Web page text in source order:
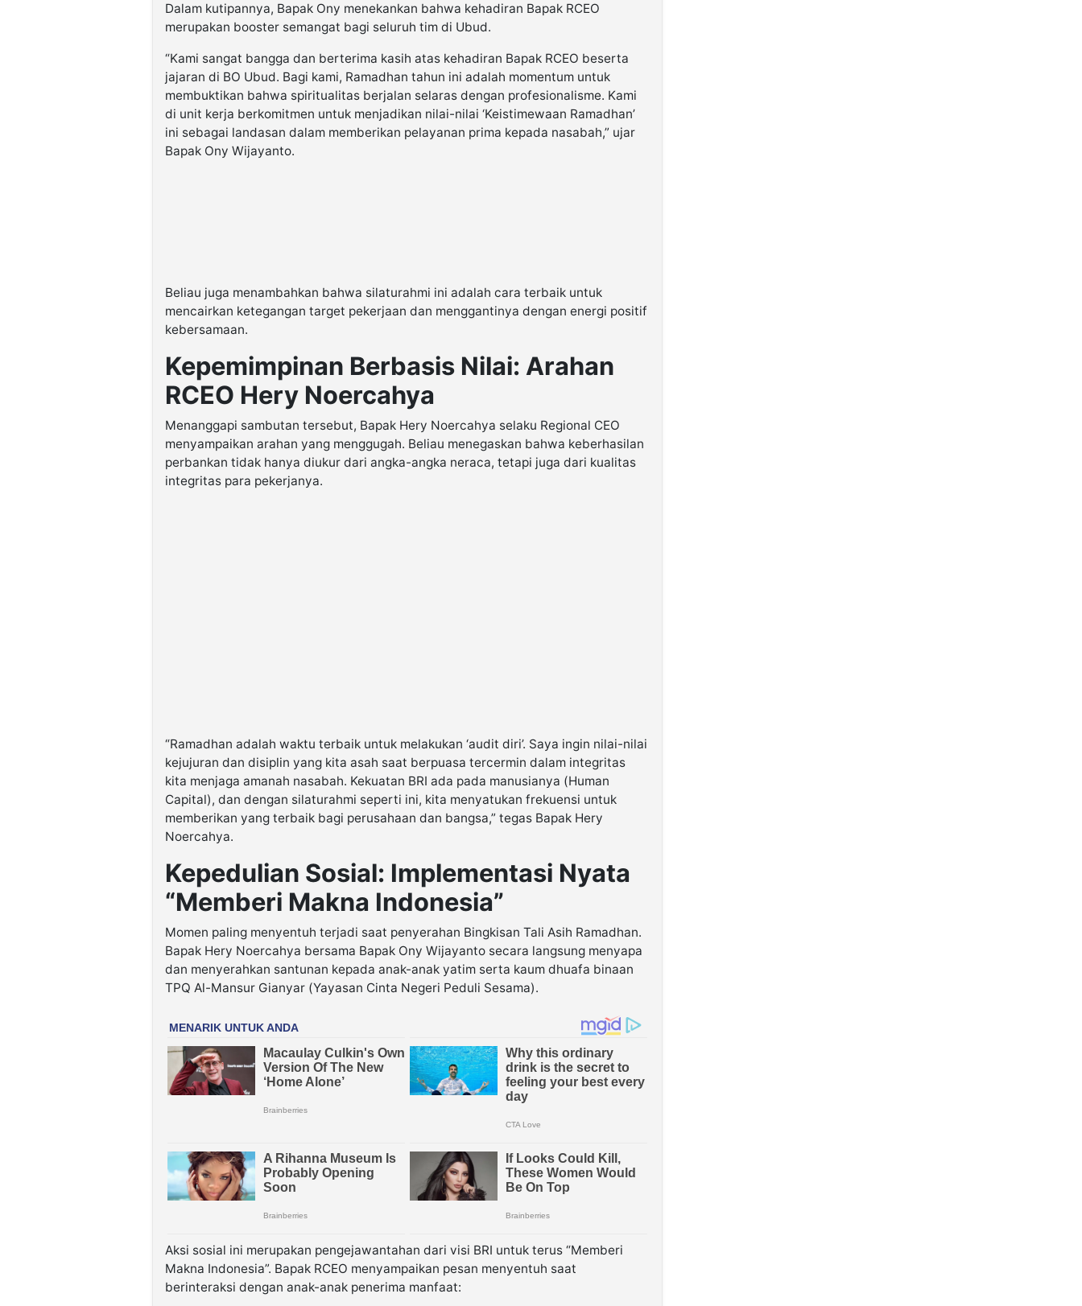
Dalam kutipannya, Bapak Ony menekankan bahwa kehadiran Bapak RCEO
merupakan booster semangat bagi seluruh tim di Ubud.
“Kami sangat bangga dan berterima kasih atas kehadiran Bapak RCEO beserta
jajaran di BO Ubud. Bagi kami, Ramadhan tahun ini adalah momentum untuk
membuktikan bahwa spiritualitas berjalan selaras dengan profesionalisme. Kami
di unit kerja berkomitmen untuk menjadikan nilai-nilai ‘Keistimewaan Ramadhan’
ini sebagai landasan dalam memberikan pelayanan prima kepada nasabah,” ujar
Bapak Ony Wijayanto.
Beliau juga menambahkan bahwa silaturahmi ini adalah cara terbaik untuk
mencairkan ketegangan target pekerjaan dan menggantinya dengan energi positif
kebersamaan.
Kepemimpinan Berbasis Nilai: Arahan
RCEO Hery Noercahya
Menanggapi sambutan tersebut, Bapak Hery Noercahya selaku Regional CEO
menyampaikan arahan yang menggugah. Beliau menegaskan bahwa keberhasilan
perbankan tidak hanya diukur dari angka-angka neraca, tetapi juga dari kualitas
integritas para pekerjanya.
“Ramadhan adalah waktu terbaik untuk melakukan ‘audit diri’. Saya ingin nilai-nilai
kejujuran dan disiplin yang kita asah saat berpuasa tercermin dalam integritas
kita menjaga amanah nasabah. Kekuatan BRI ada pada manusianya (Human
Capital), dan dengan silaturahmi seperti ini, kita menyatukan frekuensi untuk
memberikan yang terbaik bagi perusahaan dan bangsa,” tegas Bapak Hery
Noercahya.
Kepedulian Sosial: Implementasi Nyata
“Memberi Makna Indonesia”
Momen paling menyentuh terjadi saat penyerahan Bingkisan Tali Asih Ramadhan.
Bapak Hery Noercahya bersama Bapak Ony Wijayanto secara langsung menyapa
dan menyerahkan santunan kepada anak-anak yatim serta kaum dhuafa binaan
TPQ Al-Mansur Gianyar (Yayasan Cinta Negeri Peduli Sesama).
Aksi sosial ini merupakan pengejawantahan dari visi BRI untuk terus “Memberi
Makna Indonesia”. Bapak RCEO menyampaikan pesan menyentuh saat
berinteraksi dengan anak-anak penerima manfaat: